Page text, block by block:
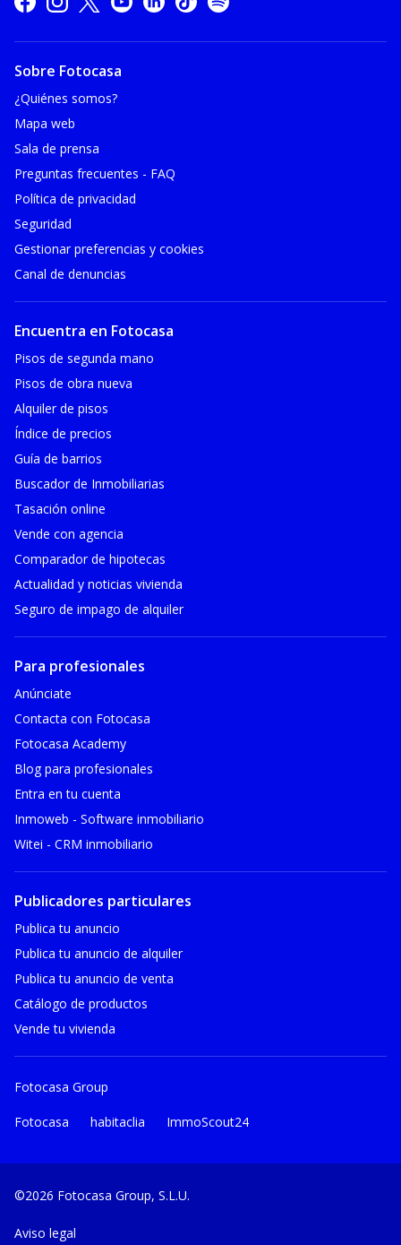
Sobre Fotocasa
¿Quiénes somos?
Mapa web
Sala de prensa
Preguntas frecuentes - FAQ
Política de privacidad
Seguridad
Gestionar preferencias y cookies
Canal de denuncias
Encuentra en Fotocasa
Pisos de segunda mano
Pisos de obra nueva
Alquiler de pisos
Índice de precios
Guía de barrios
Buscador de Inmobiliarias
Tasación online
Vende con agencia
Comparador de hipotecas
Actualidad y noticias vivienda
Seguro de impago de alquiler
Para profesionales
Anúnciate
Contacta con Fotocasa
Fotocasa Academy
Blog para profesionales
Entra en tu cuenta
Inmoweb - Software inmobiliario
Witei - CRM inmobiliario
Publicadores particulares
Publica tu anuncio
Publica tu anuncio de alquiler
Publica tu anuncio de venta
Catálogo de productos
Vende tu vivienda
Fotocasa Group
Fotocasa habitaclia ImmoScout24
©2026 Fotocasa Group, S.L.U.
Aviso legal